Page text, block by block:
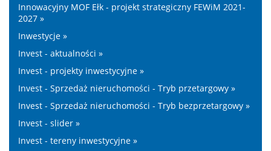
Innowacyjny MOF Ełk - projekt strategiczny FEWiM 2021-
2027 »
Inwestycje »
Invest - aktualności »
Invest - projekty inwestycyjne »
Invest - Sprzedaż nieruchomości - Tryb przetargowy »
Invest - Sprzedaż nieruchomości - Tryb bezprzetargowy »
Invest - slider »
Invest - tereny inwestycyjne »